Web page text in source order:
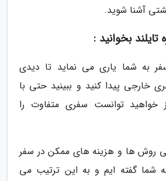
آشنا شوید.
تایلند بخوانید :
به شما یاری می نماید تا دیدی
خارجی پیدا کنید و ببینید حتی با
خواهید توانست سفری متفاوت را
روش ها و هزینه های ممکن در سفر
شما گفته ایم و به این ترتیب می